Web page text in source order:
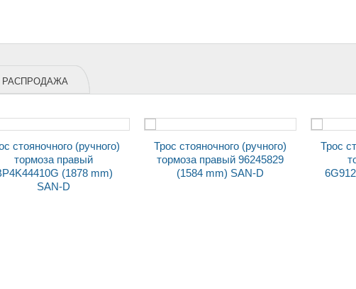
РАСПРОДАЖА
Трос стояночного (ручного)
тормоза правый 96245829
(1584 mm) SAN-D
Трос стояночного (ручного)
тормоза правый
6G912B700EG (2070 mm)